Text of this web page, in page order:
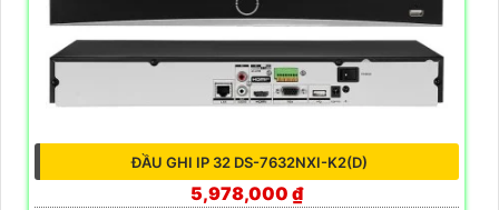
ĐẦU GHI IP 32 DS-7632NXI-K2(D)
5,978,000 ₫